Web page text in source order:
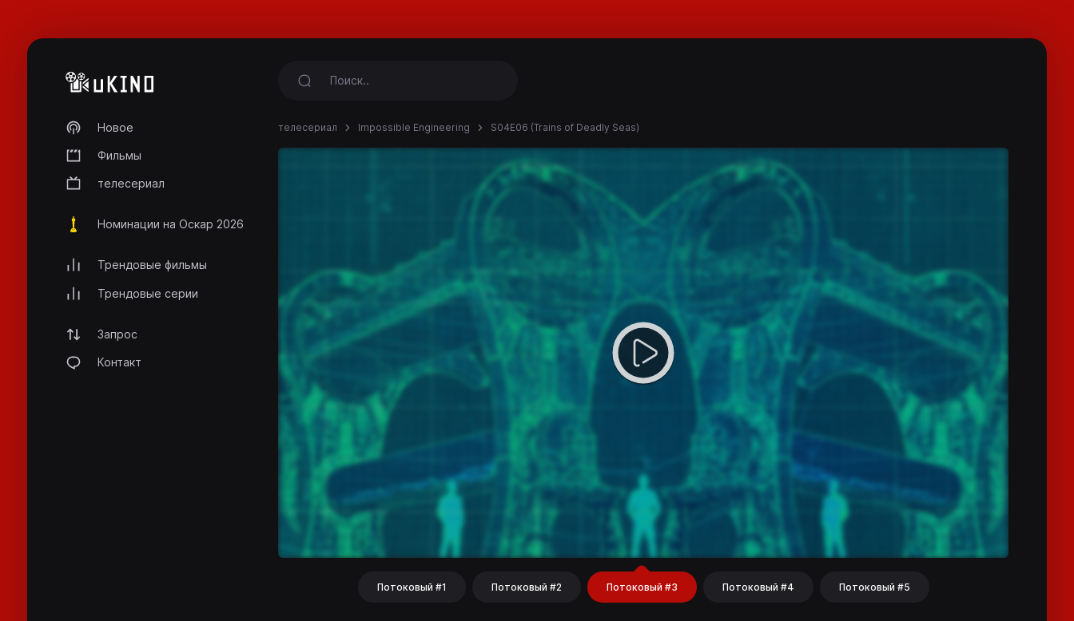
Новое
Фильмы
телесериал
Номинации на Оскар 2026
Трендовые фильмы
Трендовые серии
Запрос
Контакт
телесериал Impossible Engineering S04E06 (Trains of Deadly Seas)
Потоковый #1 Потоковый #2 Потоковый #3 Потоковый #4 Потоковый #5